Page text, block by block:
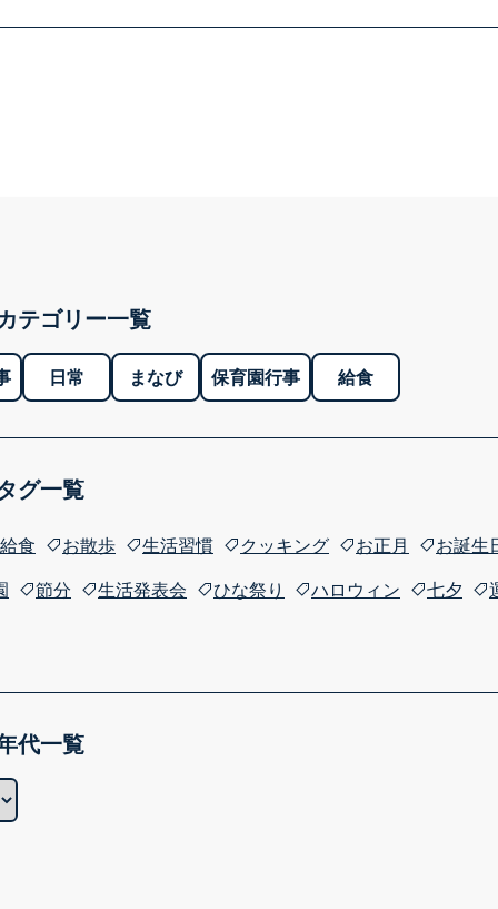
テゴリー一覧
日常 まなび 保育園行事 給食
グ一覧
給食 お散歩 生活習慣 クッキング お正月
お誕生
節分 生活発表会 ひな祭り ハロウィン 七夕
代一覧